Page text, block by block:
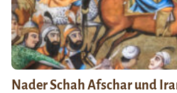
Nader Schah Afschar und